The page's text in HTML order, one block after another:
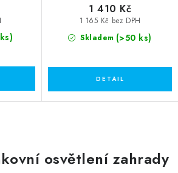
Skladem (>50 ks)
1 165 Kč bez DPH
1 410 Kč
osvětlení zahrady